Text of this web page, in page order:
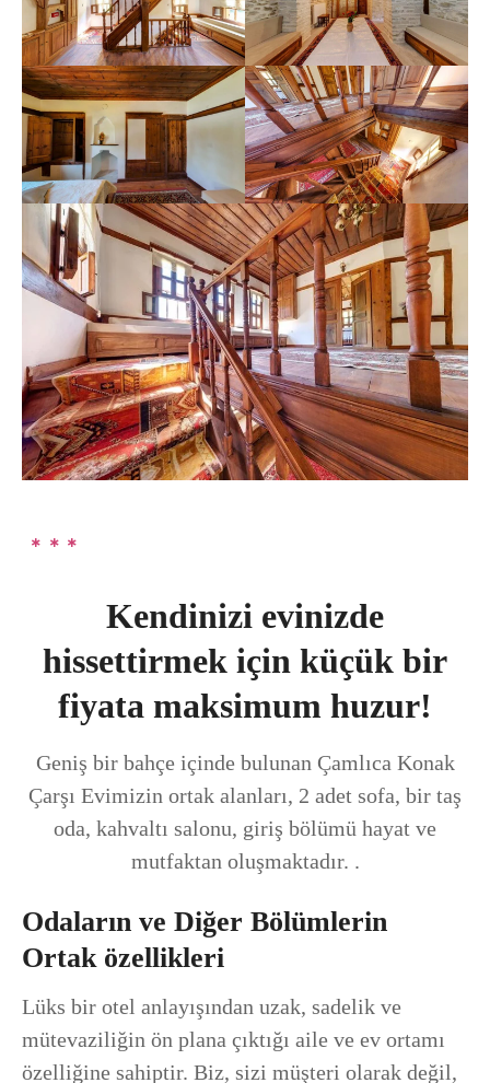
Kendinizi evinizde
hissettirmek için küçük bir
fiyata maksimum huzur!
Geniş bir bahçe içinde bulunan Çamlıca Konak
Çarşı Evimizin ortak alanları, 2 adet sofa, bir taş
oda, kahvaltı salonu, giriş bölümü hayat ve
mutfaktan oluşmaktadır. .
Odaların ve Diğer Bölümlerin
Ortak özellikleri
Lüks bir otel anlayışından uzak, sadelik ve
mütevaziliğin ön plana çıktığı aile ve ev ortamı
özelliğine sahiptir. Biz, sizi müşteri olarak değil,